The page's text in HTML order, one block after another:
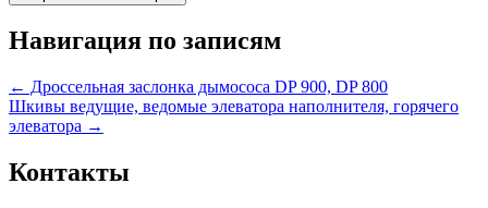
Навигация по записям
← Дроссельная заслонка дымососа DP 900, DP 800
Шкивы ведущие, ведомые элеватора наполнителя, горячего
элеватора →
Контакты